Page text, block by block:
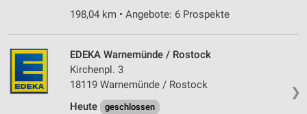
198,04 km • Angebote: 6 Prospekte
❯
EDEKA Warnemünde / Rostock
Kirchenpl. 3
18119 Warnemünde / Rostock
Heute
geschlossen